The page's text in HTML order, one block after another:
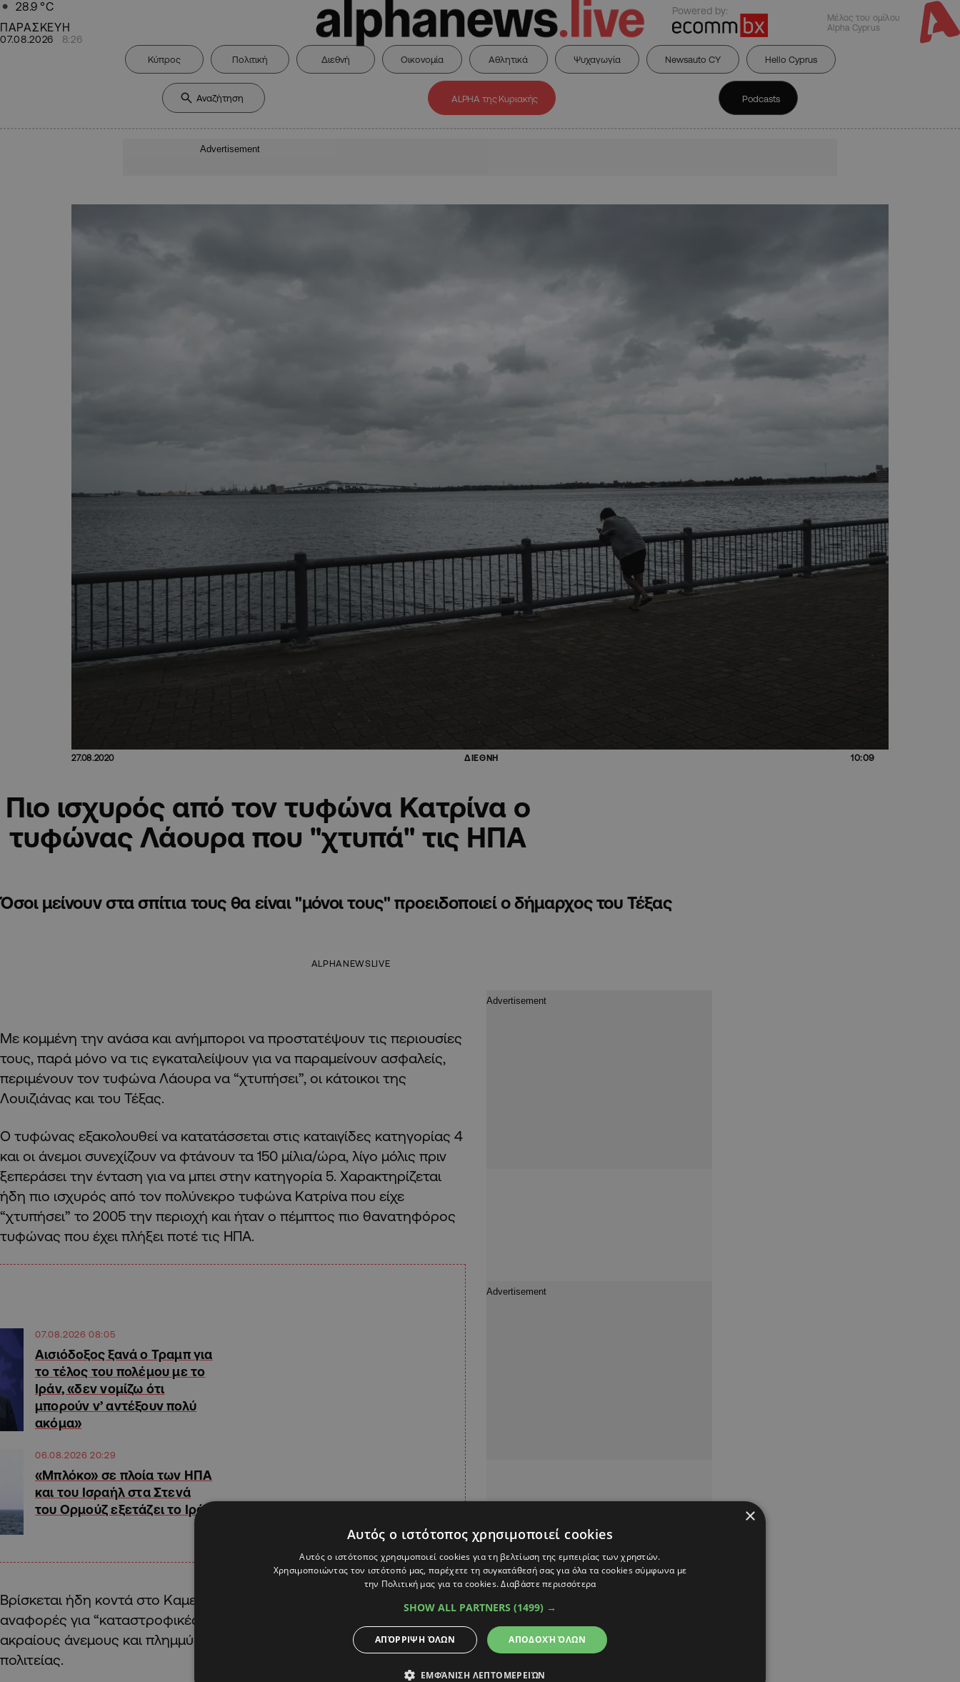
28.9 °C
ΠΑΡΑΣΚΕΥΗ
07.08.2026 8:26
Powered by:
Μέλος του ομίλου
Alpha Cyprus
Κύπρος Πολιτική Διεθνή Οικονομία Αθλητικά Ψυχαγωγία Newsauto CY Hello Cyprus
ALPHA της Κυριακής Podcasts
Advertisement
27.08.2020 ΔΙΕΘΝΗ 10:09
Πιο ισχυρός από τον τυφώνα Κατρίνα ο
τυφώνας Λάουρα που "χτυπά" τις ΗΠΑ
Όσοι μείνουν στα σπίτια τους θα είναι "μόνοι τους" προειδοποιεί ο δήμαρχος του Τέξας
ALPHANEWSLIVE
Με κομμένη την ανάσα και ανήμποροι να προστατέψουν τις περιουσίες
τους, παρά μόνο να τις εγκαταλείψουν για να παραμείνουν ασφαλείς,
περιμένουν τον τυφώνα Λάουρα να “χτυπήσει”, οι κάτοικοι της
Λουιζιάνας και του Τέξας.
Ο τυφώνας εξακολουθεί να κατατάσσεται στις καταιγίδες κατηγορίας 4
και οι άνεμοι συνεχίζουν να φτάνουν τα 150 μίλια/ώρα, λίγο μόλις πριν
ξεπεράσει την ένταση για να μπει στην κατηγορία 5. Χαρακτηρίζεται
ήδη πιο ισχυρός από τον πολύνεκρο τυφώνα Κατρίνα που είχε
“χτυπήσει” το 2005 την περιοχή και ήταν ο πέμπτος πιο θανατηφόρος
τυφώνας που έχει πλήξει ποτέ τις ΗΠΑ.
07.08.2026 08:05
Αισιόδοξος ξανά ο Τραμπ για
το τέλος του πολέμου με το
Ιράν, «δεν νομίζω ότι
μπορούν ν’ αντέξουν πολύ
ακόμα»
06.08.2026 20:29
«Μπλόκο» σε πλοία των ΗΠΑ
και του Ισραήλ στα Στενά
του Ορμούζ εξετάζει το Ιράν
Βρίσκεται ήδη κοντά στο Καμερούν της Λουιζιάνας, ενώ υπάρχουν
αναφορές για “καταστροφικές αυξήσεις καταιγίδων,
ακραίους άνεμους και πλημμύρες” σε ορισμένες περιοχές της
πολιτείας.
×
Αυτός ο ιστότοπος χρησιμοποιεί cookies
Αυτός ο ιστότοπος χρησιμοποιεί cookies για τη βελτίωση της εμπειρίας των χρηστών.
Χρησιμοποιώντας τον ιστότοπό μας, παρέχετε τη συγκατάθεσή σας για όλα τα cookies σύμφωνα με
την Πολιτική μας για τα cookies.Διαβάστε περισσότερα
SHOW ALL PARTNERS (1499) →
ΑΠΟΔΟΧΉ ΌΛΩΝ
ΑΠΌΡΡΙΨΗ ΌΛΩΝ
ΕΜΦΆΝΙΣΗ ΛΕΠΤΟΜΕΡΕΙΏΝ